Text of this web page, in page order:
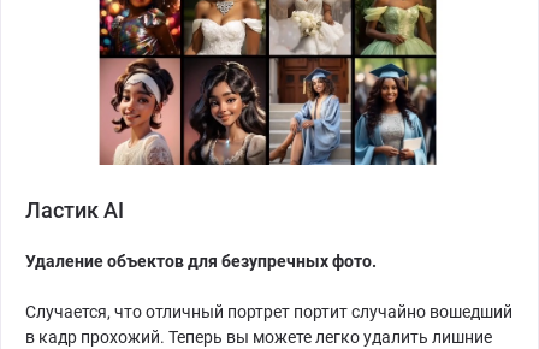
Ластик AI
Удаление объектов для безупречных фото.
Случается, что отличный портрет портит случайно вошедший
в кадр прохожий. Теперь вы можете легко удалить лишние